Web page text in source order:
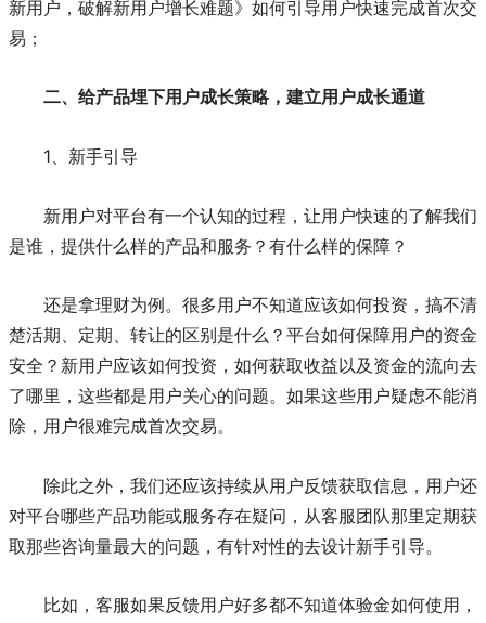
新用户，破解新用户增长难题》如何引导用户快速完成首次交
易；
二、给产品埋下用户成长策略，建立用户成长通道
1、新手引导
新用户对平台有一个认知的过程，让用户快速的了解我们
是谁，提供什么样的产品和服务？有什么样的保障？
还是拿理财为例。很多用户不知道应该如何投资，搞不清
楚活期、定期、转让的区别是什么？平台如何保障用户的资金
安全？新用户应该如何投资，如何获取收益以及资金的流向去
了哪里，这些都是用户关心的问题。如果这些用户疑虑不能消
除，用户很难完成首次交易。
除此之外，我们还应该持续从用户反馈获取信息，用户还
对平台哪些产品功能或服务存在疑问，从客服团队那里定期获
取那些咨询量最大的问题，有针对性的去设计新手引导。
比如，客服如果反馈用户好多都不知道体验金如何使用，